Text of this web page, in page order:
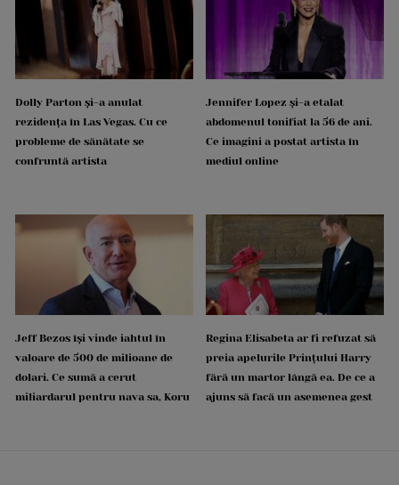
Dolly Parton și-a anulat
rezidența în Las Vegas. Cu ce
probleme de sănătate se
confruntă artista
Jennifer Lopez și-a etalat
abdomenul tonifiat la 56 de ani.
Ce imagini a postat artista în
mediul online
Jeff Bezos își vinde iahtul în
valoare de 500 de milioane de
dolari. Ce sumă a cerut
miliardarul pentru nava sa, Koru
Regina Elisabeta ar fi refuzat să
preia apelurile Prințului Harry
fără un martor lângă ea. De ce a
ajuns să facă un asemenea gest